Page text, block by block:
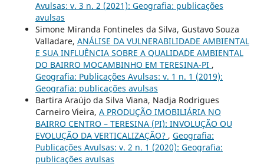
Avulsas: v. 3 n. 2 (2021): Geografia: publicações
avulsas
Simone Miranda Fontineles da Silva, Gustavo Souza
Valladare, ANÁLISE DA VULNERABILIDADE AMBIENTAL
E SUA INFLUÊNCIA SOBRE A QUALIDADE AMBIENTAL
DO BAIRRO MOCAMBINHO EM TERESINA-PI ,
Geografia: Publicações Avulsas: v. 1 n. 1 (2019):
Geografia: publicações avulsas
Bartira Araújo da Silva Viana, Nadja Rodrigues
Carneiro Vieira, A PRODUÇÃO IMOBILIÁRIA NO
BAIRRO CENTRO – TERESINA (PI): INVOLUÇÃO OU
EVOLUÇÃO DA VERTICALIZAÇÃO? , Geografia:
Publicações Avulsas: v. 2 n. 1 (2020): Geografia:
publicações avulsas